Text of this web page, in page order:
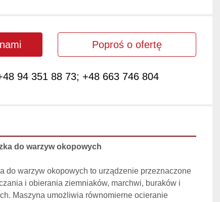
Poproś o ofertę
94 351 88 73; +48 663 746 804
do warzyw okopowych
do warzyw okopowych to urządzenie przeznaczone
i obierania ziemniaków, marchwi, buraków i
Maszyna umożliwia równomierne ocieranie